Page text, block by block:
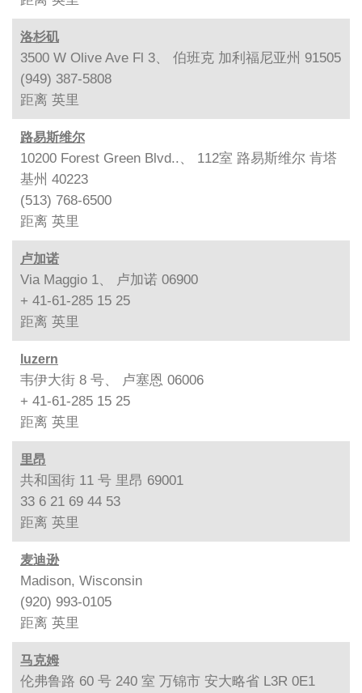
洛杉矶
3500 W Olive Ave Fl 3、 伯班克 加利福尼亚州 91505
(949) 387-5808
距离 英里
路易斯维尔
10200 Forest Green Blvd..、 112室 路易斯维尔 肯塔
基州 40223
(513) 768-6500
距离 英里
卢加诺
Via Maggio 1、 卢加诺 06900
+ 41-61-285 15 25
距离 英里
luzern
韦伊大街 8 号、 卢塞恩 06006
+ 41-61-285 15 25
距离 英里
里昂
共和国街 11 号 里昂 69001
33 6 21 69 44 53
距离 英里
麦迪逊
Madison, Wisconsin
(920) 993-0105
距离 英里
马克姆
伦弗鲁路 60 号 240 室 万锦市 安大略省 L3R 0E1